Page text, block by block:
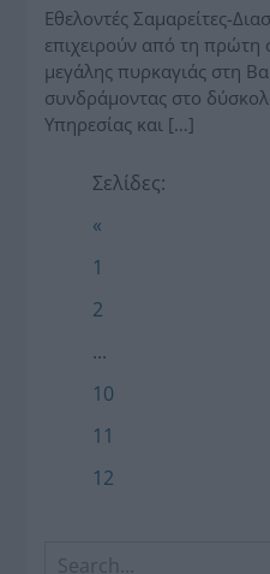
Eθελοντές Σαμαρείτες-
επιχειρούν από τη πρώτη
μεγάλης πυρκαγιάς στη
συνδράμοντας στο
Υπηρεσίας και […]
Σελίδες:
«
1
2
...
10
11
12